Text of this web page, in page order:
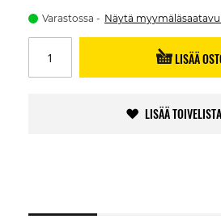
Varastossa Näytä
LISÄÄ
LISÄÄ